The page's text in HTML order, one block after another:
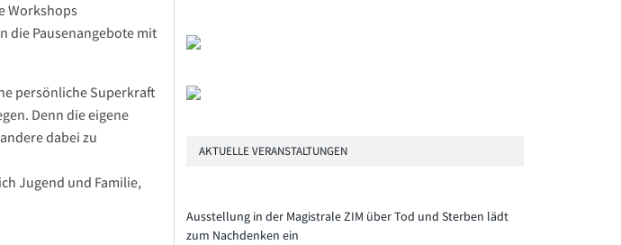
Workshops
die Pausenangebote mit
persönliche Superkraft
Denn die eigene
dabei zu
Jugend und Familie,
AKTUELLE VERANSTALTUNGEN
Ausstellung in der Magistrale ZIM über Tod und Sterben lädt
zum Nachdenken ein